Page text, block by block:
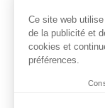
Ce site web
de la publicité et
cookies et
préférences.